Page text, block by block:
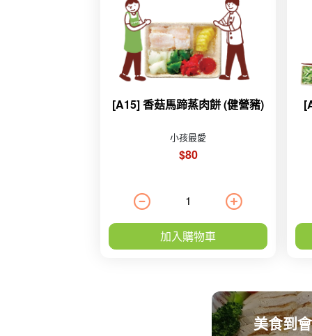
[A15] 香菇馬蹄蒸肉餅 (健營豬)
小孩最愛
$80
加入購物車
美食到會